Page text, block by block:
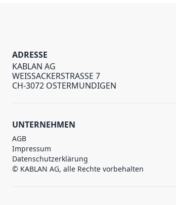
ADRESSE
KABLAN AG
WEISSACKERSTRASSE 7
CH-3072 OSTERMUNDIGEN
UNTERNEHMEN
AGB
Impressum
Datenschutzerklärung
© KABLAN AG, alle Rechte vorbehalten